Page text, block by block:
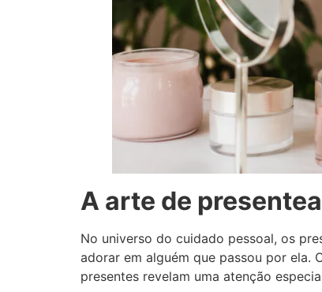
A arte de
No universo do cuidado pessoal, os
adorar em alguém que passou por ela.
presentes revelam uma atenção